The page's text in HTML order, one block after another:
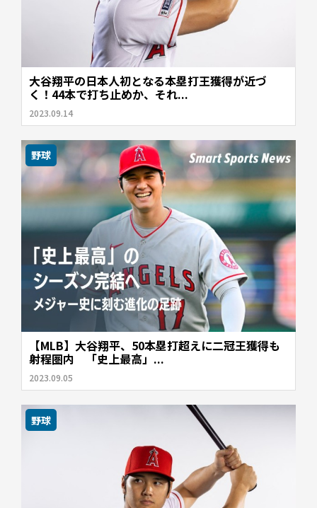
大谷翔平の日本人初となる本塁打王獲得が近づ
く！44本で打ち止めか、それ...
2023.09.14
野球
【MLB】大谷翔平、50本塁打超えに二冠王獲得も
射程圏内 「史上最高」...
2023.09.05
野球